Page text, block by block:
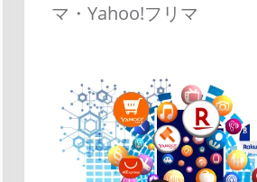
マ・Yahoo!フリマ